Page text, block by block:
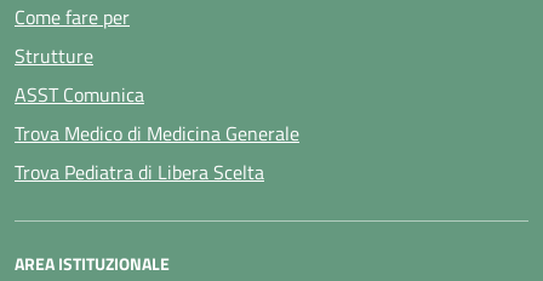
Come fare per
Strutture
ASST Comunica
Trova Medico di Medicina Generale
Trova Pediatra di Libera Scelta
AREA ISTITUZIONALE